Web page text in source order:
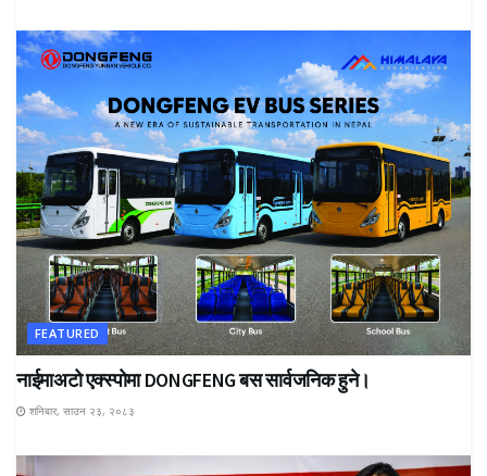
FEATURED
नाईमाअटो एक्स्पोमा DONGFENG बस सार्वजनिक हुने।
शनिबार, साउन २३, २०८३